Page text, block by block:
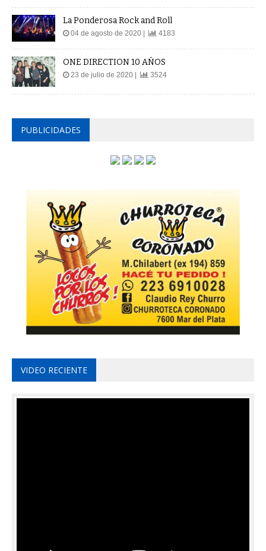
La Ponderosa Rock and Roll
04 de agosto de 2020 | 4183
ONE DIRECTION 10 AÑOS
23 de julio de 2020 | 3524
PUBLICIDADES
VIDEO RECIENTE